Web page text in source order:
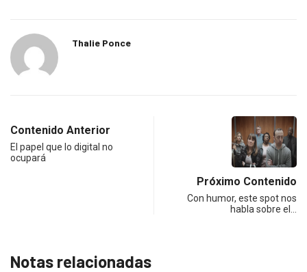
Thalie Ponce
Contenido Anterior
El papel que lo digital no
ocupará
Próximo Contenido
Con humor, este spot nos
habla sobre el…
Notas relacionadas